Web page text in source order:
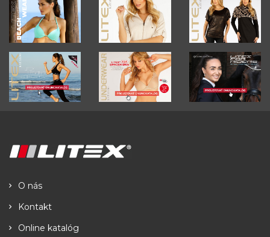
O nás
Kontakt
Online katalóg